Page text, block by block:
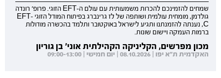
שמחים להזמינכם להכרות משמעותית עם עולם ה-EFT הזוגי. פרופ' רונדה
גולדמן, מומחית עולמית ושותפה של לז גרינברג בפיתוח המודל הזוגי EFT-
C, נענתה להזמנתנו ותגיע לישראל באוקטובר ותלמד בהכשרה מודולות
ברמות העמקה ויישום שונות.
מכון מפרשים, הקליניקה הקהילתית אוני' בן גוריון
האקדמית ת"א יפו | 08.10.2026 | יום חמישי | 09:00-13:00